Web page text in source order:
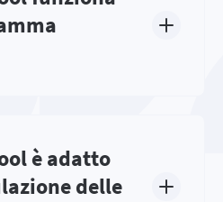
è adatto
delle